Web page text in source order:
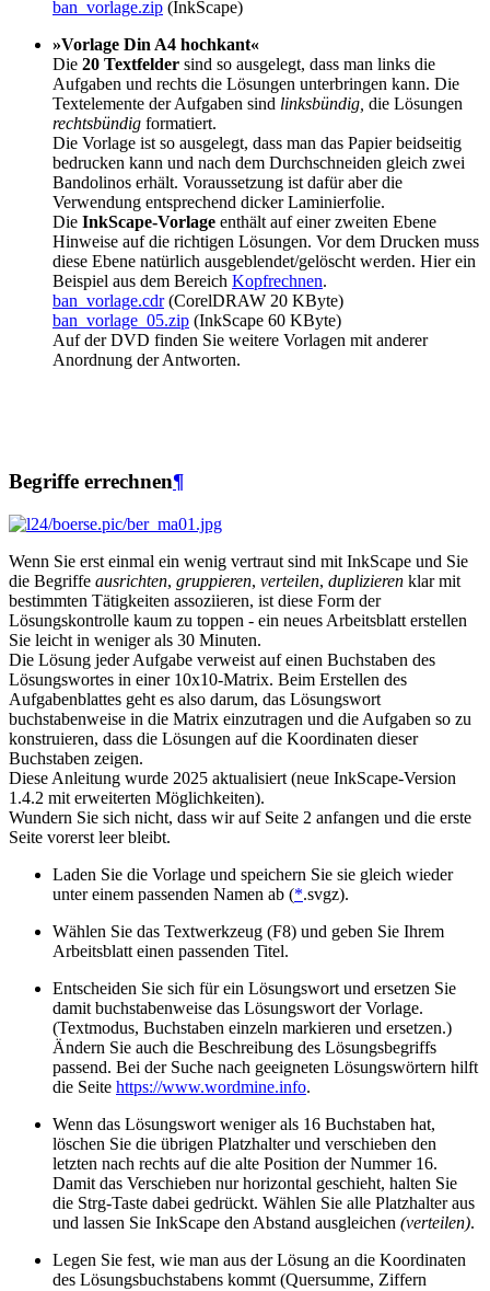
ban_vorlage.zip (InkScape)
»Vorlage Din A4 hochkant«
Die 20 Textfelder sind so ausgelegt, dass man links die
Aufgaben und rechts die Lösungen unterbringen kann. Die
Textelemente der Aufgaben sind linksbündig, die Lösungen
rechtsbündig formatiert.
Die Vorlage ist so ausgelegt, dass man das Papier beidseitig
bedrucken kann und nach dem Durchschneiden gleich zwei
Bandolinos erhält. Voraussetzung ist dafür aber die
Verwendung entsprechend dicker Laminierfolie.
Die InkScape-Vorlage enthält auf einer zweiten Ebene
Hinweise auf die richtigen Lösungen. Vor dem Drucken muss
diese Ebene natürlich ausgeblendet/gelöscht werden. Hier ein
Beispiel aus dem Bereich Kopfrechnen.
ban_vorlage.cdr(CorelDRAW 20 KByte)
ban_vorlage_05.zip (InkScape 60 KByte)
Auf der DVD finden Sie weitere Vorlagen mit anderer
Anordnung der Antworten.
Begriffe errechnen¶
Wenn Sie erst einmal ein wenig vertraut sind mit InkScape und Sie
die Begriffe ausrichten, gruppieren, verteilen, duplizieren klar mit
bestimmten Tätigkeiten assoziieren, ist diese Form der
Lösungskontrolle kaum zu toppen - ein neues Arbeitsblatt erstellen
Sie leicht in weniger als 30 Minuten.
Die Lösung jeder Aufgabe verweist auf einen Buchstaben des
Lösungswortes in einer 10x10-Matrix. Beim Erstellen des
Aufgabenblattes geht es also darum, das Lösungswort
buchstabenweise in die Matrix einzutragen und die Aufgaben so zu
konstruieren, dass die Lösungen auf die Koordinaten dieser
Buchstaben zeigen.
Diese Anleitung wurde 2025 aktualisiert (neue InkScape-Version
1.4.2 mit erweiterten Möglichkeiten).
Wundern Sie sich nicht, dass wir auf Seite 2 anfangen und die erste
Seite vorerst leer bleibt.
Laden Sie die Vorlage und speichern Sie sie gleich wieder
unter einem passenden Namen ab (*.svgz).
Wählen Sie das Textwerkzeug (F8) und geben Sie Ihrem
Arbeitsblatt einen passenden Titel.
Entscheiden Sie sich für ein Lösungswort und ersetzen Sie
damit buchstabenweise das Lösungswort der Vorlage.
(Textmodus, Buchstaben einzeln markieren und ersetzen.)
Ändern Sie auch die Beschreibung des Lösungsbegriffs
passend. Bei der Suche nach geeigneten Lösungswörtern hilft
die Seite https://www.wordmine.info.
Wenn das Lösungswort weniger als 16 Buchstaben hat,
löschen Sie die übrigen Platzhalter und verschieben den
letzten nach rechts auf die alte Position der Nummer 16.
Damit das Verschieben nur horizontal geschieht, halten Sie
die Strg-Taste dabei gedrückt. Wählen Sie alle Platzhalter aus
und lassen Sie InkScape den Abstand ausgleichen (verteilen).
Legen Sie fest, wie man aus der Lösung an die Koordinaten
des Lösungsbuchstabens kommt (Quersumme, Ziffern